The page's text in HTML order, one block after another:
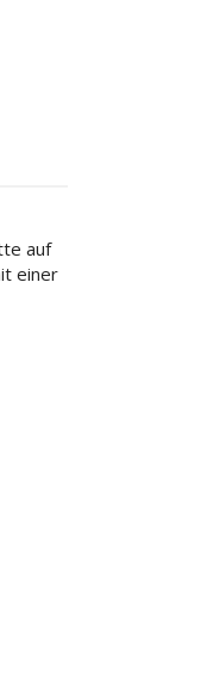
auf
einer